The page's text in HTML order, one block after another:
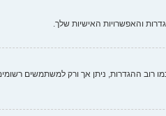
והאפשרויות האישיות שלך.
רוב ההגדרות, ניתן אך ורק למשתמשים